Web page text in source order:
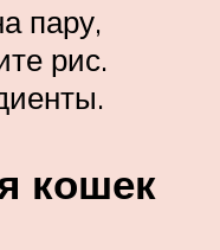
пару,
рис.
кошек